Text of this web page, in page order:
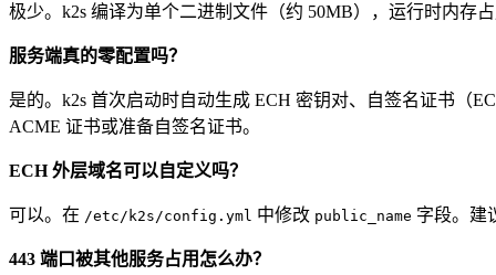
极少。k2s 编译为单个二进制文件（约 50MB），运行时内存
服务端真的零配置吗？
是的。k2s 首次启动时自动生成 ECH 密钥对、自签名证书（
ACME 证书或准备自签名证书。
ECH 外层域名可以自定义吗？
可以。在 /etc/k2s/config.yml 中修改 public_name 字段。建
443 端口被其他服务占用怎么办？